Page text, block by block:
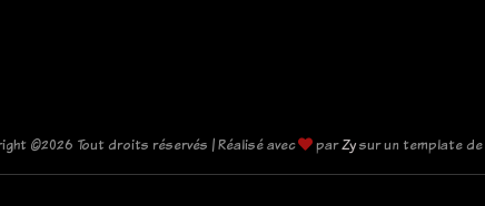
©2026 Tout droits réservés | Réalisé avec parZysur un template de